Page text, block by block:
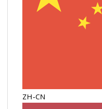
ZH-CN